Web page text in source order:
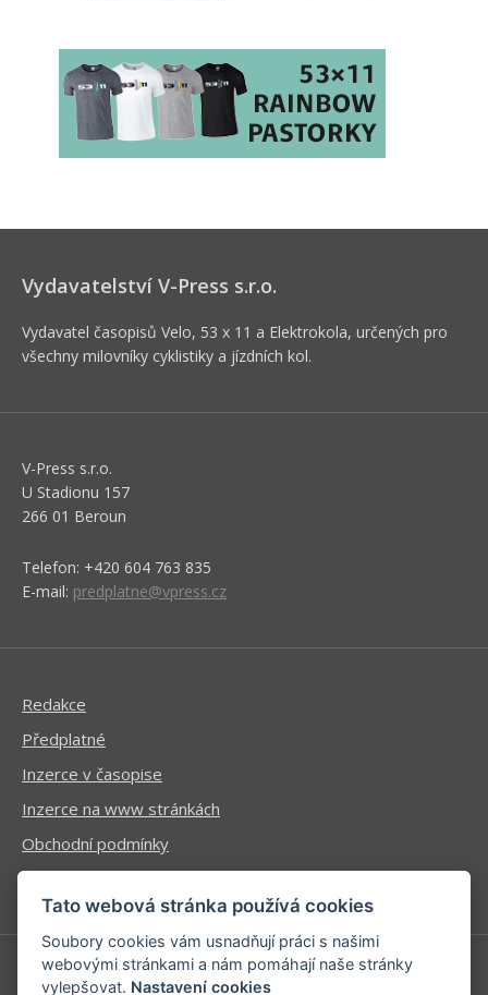
Vydavatelství V-Press s.r.o.
Vydavatel časopisů Velo, 53 x 11 a Elektrokola, určených pro
všechny milovníky cyklistiky a jízdních kol.
V-Press s.r.o.
U Stadionu 157
266 01 Beroun
Telefon: +420 604 763 835
E-mail: predplatne@vpress.cz
Redakce
Předplatné
Inzerce v časopise
Inzerce na www stránkách
Obchodní podmínky
Ochrana osobních údajů
Příhlášení | Registrace
Tato webová stránka používá cookies
Soubory cookies vám usnadňují práci s našimi
webovými stránkami a nám pomáhají naše stránky
vylepšovat. Nastavení cookies